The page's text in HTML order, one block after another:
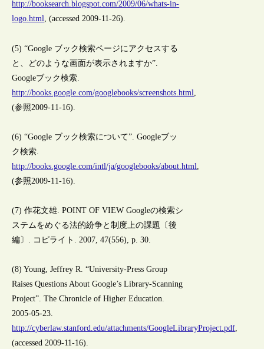
http://booksearch.blogspot.com/2009/06/whats-in-
logo.html, (accessed 2009-11-26).
(5) “Google ブック検索ページにアクセスする
と、どのような画面が表示されますか”.
Googleブック検索.
http://books.google.com/googlebooks/screenshots.html
(参照2009-11-16).
(6) “Google ブック検索について”. Googleブッ
ク検索.
http://books.google.com/intl/ja/googlebooks/about.html
(参照2009-11-16).
(7) 作花文雄. POINT OF VIEW Googleの検索シ
ステムをめぐる法的紛争と制度上の課題〔後
編〕. コピライト. 2007, 47(556), p. 30.
(8) Young, Jeffrey R. “University-Press Group
Raises Questions About Google’s Library-Scanning
Project”. The Chronicle of Higher Education.
2005-05-23.
http://cyberlaw.stanford.edu/attachments/GoogleLibraryProject.pdf,
(accessed 2009-11-16).